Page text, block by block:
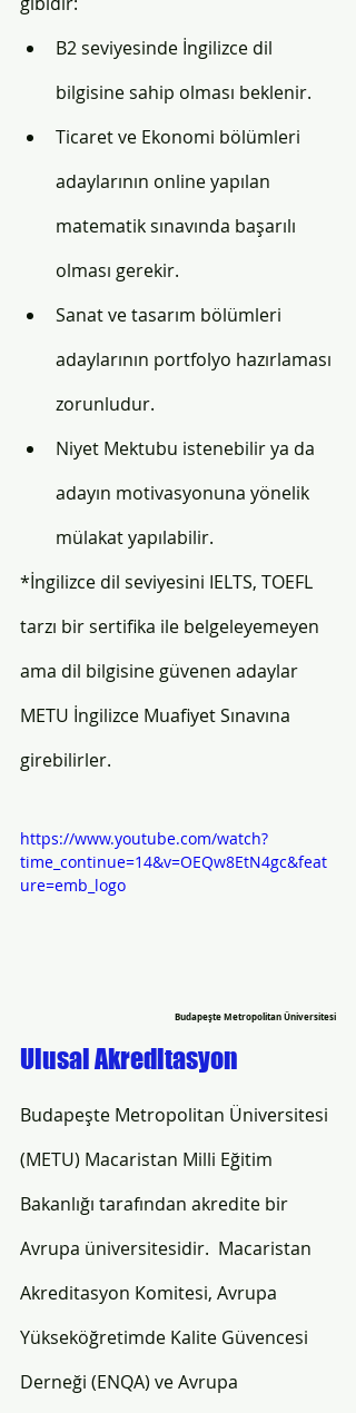
B2 seviyesinde İngilizce dil
bilgisine sahip olması beklenir.
Ticaret ve Ekonomi bölümleri
adaylarının online yapılan
matematik sınavında başarılı
olması gerekir.
Sanat ve tasarım bölümleri
adaylarının portfolyo hazırlaması
zorunludur.
Niyet Mektubu istenebilir ya da
adayın motivasyonuna yönelik
mülakat yapılabilir.
*İngilizce dil seviyesini IELTS, TOEFL
tarzı bir sertifika ile belgeleyemeyen
ama dil bilgisine güvenen adaylar
METU İngilizce Muafiyet Sınavına
girebilirler.
https://www.youtube.com/watch?
time_continue=14&v=OEQw8EtN4gc&feat
ure=emb_logo
Budapeşte Metropolitan Üniversitesi
Ulusal Akreditasyon
Budapeşte Metropolitan Üniversitesi
(METU) Macaristan Milli Eğitim
Bakanlığı tarafından akredite bir
Avrupa üniversitesidir.  Macaristan
Akreditasyon Komitesi, Avrupa
Yükseköğretimde Kalite Güvencesi
Derneği (ENQA) ve Avrupa